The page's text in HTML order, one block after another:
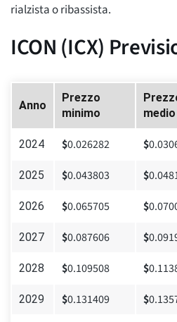
rialzista o ribassista.
ICON (ICX)
Anno
Prezzo
minimo
medio
2024 $0.026282 $
2025 $0.043803 $
2026 $0.065705 $
2027 $0.087606 $
2028 $0.109508 $
2029 $0.131409 $